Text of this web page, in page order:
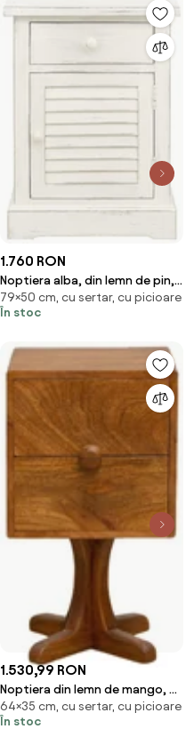
1.760 RON
Noptiera alba, din lemn de pin,
cu sertar, aspect vintage,
Persienne
79×50 cm, cu sertar, cu picioare
În stoc
1.530,99 RON
Noptiera din lemn de mango, cu
2 sertare, Aubin
64×35 cm, cu sertar, cu picioare
În stoc